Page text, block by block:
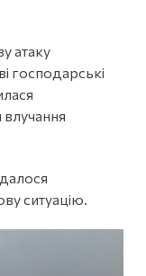
атаку
господарські
ситуацію.